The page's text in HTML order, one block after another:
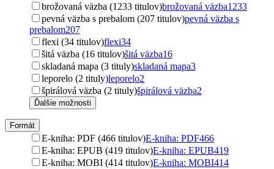
brožovaná väzba (1233 titulov)brožovaná väzba1233
pevná väzba s prebalom (207 titulov)pevná väzba s
prebalom207
flexi (34 titulov)flexi34
šitá väzba (16 titulov)šitá väzba16
skladaná mapa (3 tituly)skladaná mapa3
leporelo (2 tituly)leporelo2
špirálová väzba (2 tituly)špirálová väzba2
Ďalšie možnosti
Formát
E-kniha: PDF (466 titulov)E-kniha: PDF466
E-kniha: EPUB (419 titulov)E-kniha: EPUB419
E-kniha: MOBI (414 titulov)E-kniha: MOBI414